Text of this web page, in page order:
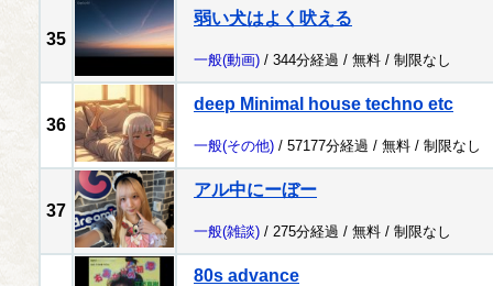
35
弱い犬はよく吠える
一般(動画) / 344分経過 / 無料 / 制限なし
36
deep Minimal house techno etc
一般(その他) / 57177分経過 / 無料 / 制限なし
37
アル中にーぼー
一般(雑談) / 275分経過 / 無料 / 制限なし
80s advance